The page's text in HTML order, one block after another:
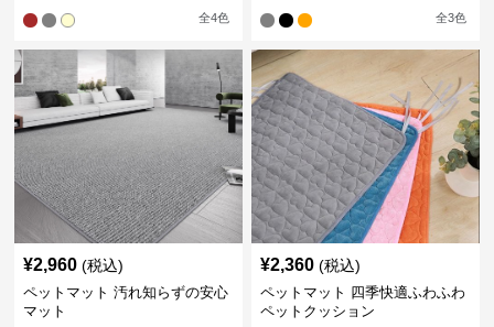
全4色 全3色
¥2,960 (税込)
ペットマット 汚れ知らずの安心
マット
¥2,360 (税込)
ペットマット 四季快適ふわふわ
ペットクッション